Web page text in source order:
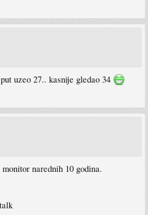
uzeo 27.. kasnije gledao 34
narednih 10 godina.